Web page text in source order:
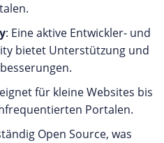
: Eine aktive Entwickler- und
bietet Unterstützung und
für kleine Websites bis
Portalen.
Open Source, was